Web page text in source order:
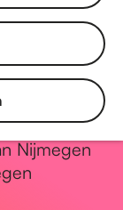
Penning
Nijmegen